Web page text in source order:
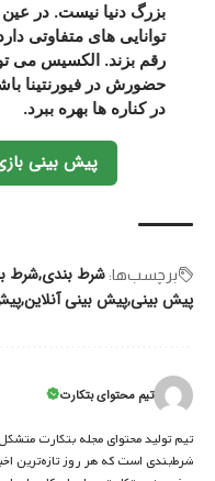
بزرگ دنیا نیست. در
توانایی های متفاوتی
رقم بزند. الکسیس می
حضورش در فیورنتینا
در کناره ها بهره ببرد.
پیش بینی
برچسب‌‌ها: شرط بندیشرط
پیش بینیپیش بینی آنلاین
تیم محتوای بتکارت
تیم تولید محتوای مجله بتکارت
شرط‌بندی است که هر روز تازه‌ترین